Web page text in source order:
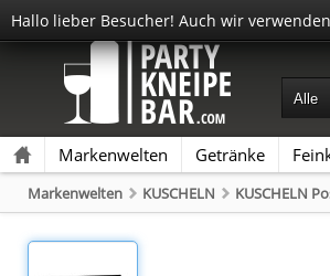
Markenwelten Getränke
Markenwelten KUSCHELN KUSCHELN
Hallo lieber Besucher! Auch wir